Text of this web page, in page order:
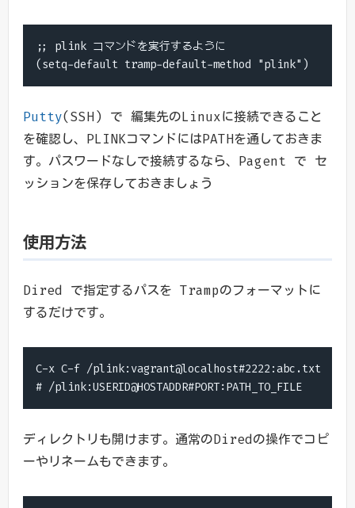
;; plink コマンドを実行するように
(setq-default tramp-default-method "plink")
Putty(SSH) で 編集先のLinuxに接続できること
を確認し、PLINKコマンドにはPATHを通しておきま
す。パスワードなしで接続するなら、Pagent で セ
ッションを保存しておきましょう
使用方法
Dired で指定するパスを Trampのフォーマットに
するだけです。
C-x C-f /plink:vagrant@localhost#2222:abc.txt
# /plink:USERID@HOSTADDR#PORT:PATH_TO_FILE
ディレクトリも開けます。通常のDiredの操作でコピ
ーやリネームもできます。